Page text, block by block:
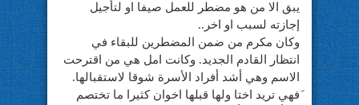
يبق الا من هو مضطر للعمل صيفا او لتأجيل
إجازته لسبب او اخر..
وكان مكرم من ضمن المضطرين للبقاء في
انتظار القادم الجديد. وكانت امل هي من اقترحت
الاسم وهي أشد أفراد الأسرة شوقا لاستقبالها.
َفهي تريد اختا ولها قبلها اخوان كثيرا ما تختصم